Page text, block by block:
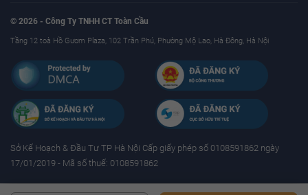
© 2026 - Công Ty TNHH CT Toàn Cầu
Tầng 12 toà Hồ Gươm Plaza, 102 Trần Phú, Phường Mộ Lao, Hà Đông, Hà Nội
Sở Kế Hoạch & Ðầu Tư TP Hà Nội Cấp giấy phép số 0108591862 ngày
17/01/2019 - Mã số thuế: 0108591862